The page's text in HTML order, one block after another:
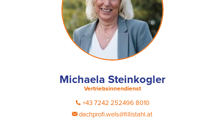
Michaela Steinkogler
Vertriebsinnendienst
+43 7242 252496 8010
dachprofi.wels@fillistahl.at